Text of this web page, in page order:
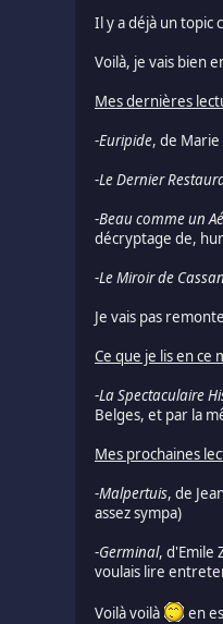
Il y a déjà un topic
Voilà, je vais bien
Mes dernières
-Euripide, de
-Le Dernier
-Beau comme un
décryptage de,
-Le Miroir de
Je vais pas
Ce que je lis en ce
-La Spectaculaire
Belges, et par la
Mes prochaines
-Malpertuis, de
assez sympa)
-Germinal, d'Emile
voulais lire
Voilà voilà en